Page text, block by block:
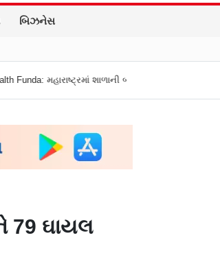
બિઝનેસ
મહારાષ્ટ્રમાં શાળાની બહાર જંક ફૂડ બૅન! બાળકોના
79 ઘાયલ